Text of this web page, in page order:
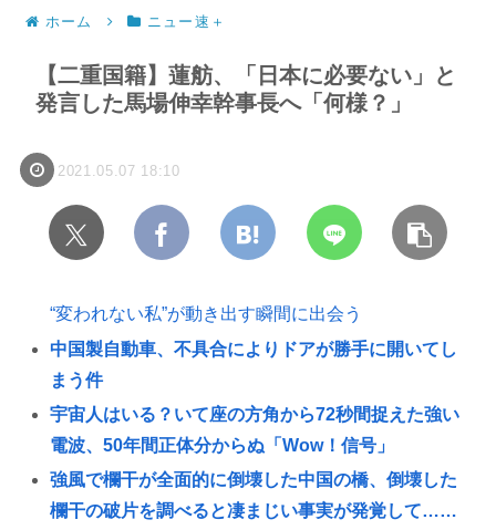
ホーム ニュー速＋
【二重国籍】蓮舫、「日本に必要ない」と
発言した馬場伸幸幹事長へ「何様？」
2021.05.07 18:10
“変われない私”が動き出す瞬間に出会う
中国製自動車、不具合によりドアが勝手に開いてし
まう件
宇宙人はいる？いて座の方角から72秒間捉えた強い
電波、50年間正体分からぬ「Wow！信号」
強風で欄干が全面的に倒壊した中国の橋、倒壊した
欄干の破片を調べると凄まじい事実が発覚して……